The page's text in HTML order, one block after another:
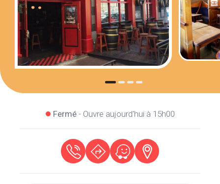
Fermé- Ouvre aujourd'hui à 15h00